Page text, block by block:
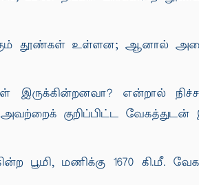
தூண்கள் உள்ளன; ஆனால்
இருக்கின்றனவா? என்றால்
குறிப்பிட்ட வேகத்துடன்
பூமி, மணிக்கு 1670 கி.மீ.